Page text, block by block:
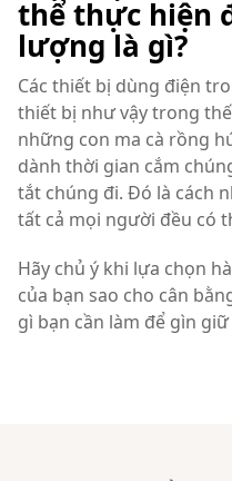
thể thực hiện
lượng là gì?
Các thiết bị dùng điện
thiết bị như vậy trong
những con ma cà rồng
dành thời gian cắm
tắt chúng đi. Đó là cách
tất cả mọi người đều có
Hãy chủ ý khi lựa chọn
của bạn sao cho cân
gì bạn cần làm để gìn